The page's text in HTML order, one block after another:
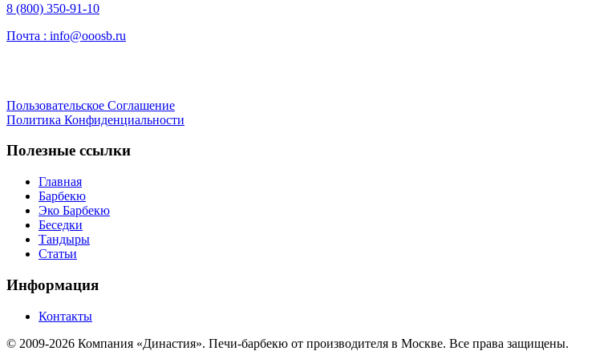
8 (800) 350-91-10
Почта : info@ooosb.ru
Пользовательское Соглашение
Политика Конфиденциальности
Полезные ссылки
Главная
Барбекю
Эко Барбекю
Беседки
Тандыры
Статьи
Информация
Контакты
© 2009-2026 Компания «Династия». Печи-барбекю от производителя в Москве. Все права защищены.